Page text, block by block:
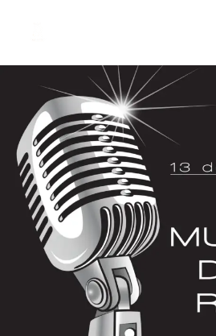
Inicio Real FM
Streaming
En Vivo
Descarga La APP
Programas
Noticias
Equipo
Sobre Nosotros
Contactos